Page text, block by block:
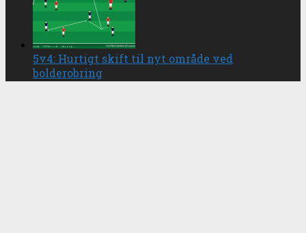
5v4: Hurtigt skift til nyt område ved
bolderobring